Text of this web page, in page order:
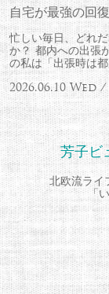
自宅が最強の回
忙しい毎日、どれ
か？ 都内への出張
の私は「出張時は
2026.06.10 Wed
芳子ビ
北欧流ライ
「